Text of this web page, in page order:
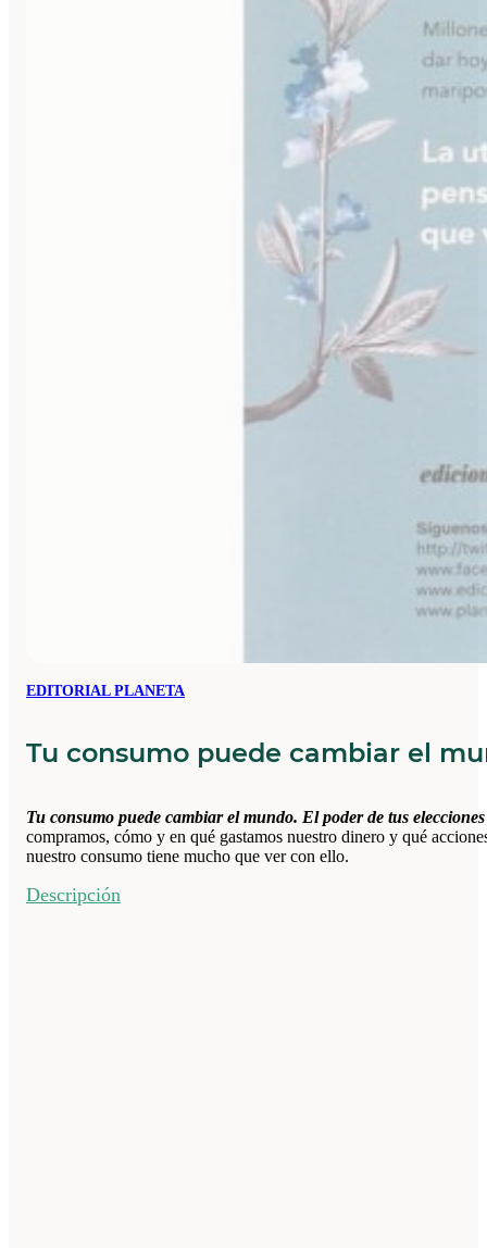
EDITORIAL PLANETA
Tu consumo puede cambiar el
Tu consumo puede cambiar el mundo. El poder de tus
compramos, cómo y en qué gastamos nuestro dinero y qué
nuestro consumo tiene mucho que ver con ello.
Descripción